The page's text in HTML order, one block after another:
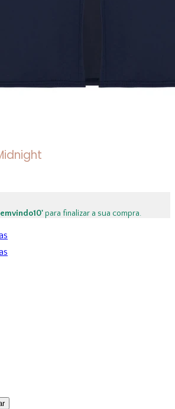
para finalizar a sua compra.